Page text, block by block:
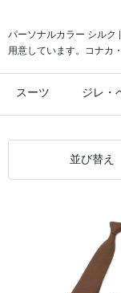
#パーソ
パーソナルカラー シルク
用意しています。コナカ・
スーツ ジレ・
並び替え